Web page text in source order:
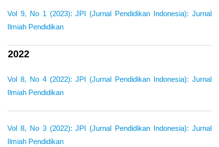
Vol 9, No 1 (2023): JPI (Jurnal Pendidikan Indonesia): Jurnal
Ilmiah Pendidikan
2022
Vol 8, No 4 (2022): JPI (Jurnal Pendidikan Indonesia): Jurnal
Ilmiah Pendidikan
Vol 8, No 3 (2022): JPI (Jurnal Pendidikan Indonesia): Jurnal
Ilmiah Pendidikan